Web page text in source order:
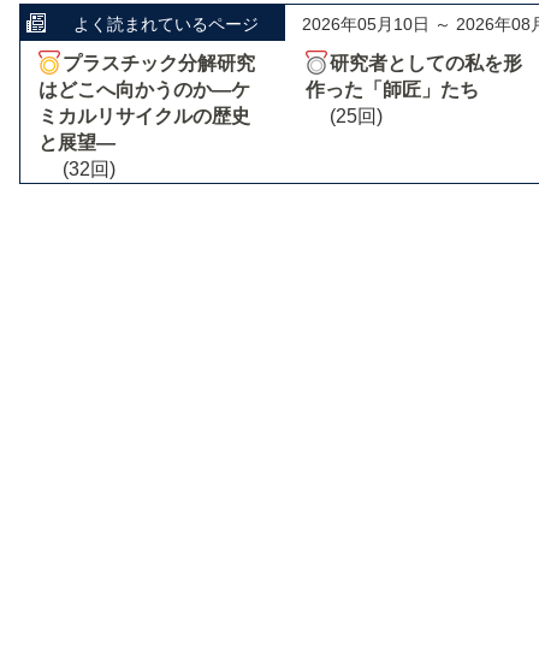
よく読まれているページ 2026年05月10日 ～ 2026年08
プラスチック分解研究
はどこへ向かうのか―ケ
ミカルリサイクルの歴史
と展望―
(32回)
研究者としての私を形
作った「師匠」たち
(25回)